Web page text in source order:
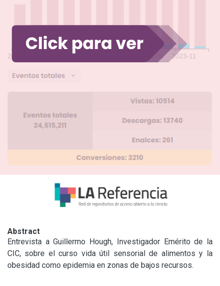
Abstract
Entrevista a Guillermo Hough, Investigador Emérito de la
CIC, sobre el curso vida útil sensorial de alimentos y la
obesidad como epidemia en zonas de bajos recursos.